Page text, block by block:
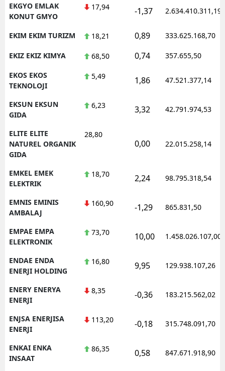
EKGYO EMLAK
KONUT GMYO
17,94 -1,37 2.634.410.311,19
EKIM EKIM TURIZM 18,21 0,89 333.625.168,70
EKIZ EKIZ KIMYA 68,50 0,74 357.655,50
EKOS EKOS
TEKNOLOJI
5,49 1,86 47.521.377,14
EKSUN EKSUN
GIDA
6,23 3,32 42.791.974,53
ELITE ELITE
NATUREL ORGANIK
GIDA
28,80
0,00 22.015.258,14
EMKEL EMEK
ELEKTRIK
18,70 2,24 98.795.318,54
EMNIS EMINIS
AMBALAJ
160,90 -1,29 865.831,50
EMPAE EMPA
ELEKTRONIK
73,70 10,00 1.458.026.107,00
ENDAE ENDA
ENERJI HOLDING
16,80 9,95 129.938.107,26
ENERY ENERYA
ENERJI
8,35 -0,36 183.215.562,02
ENJSA ENERJISA
ENERJI
113,20 -0,18 315.748.091,70
ENKAI ENKA
INSAAT
86,35 0,58 847.671.918,90